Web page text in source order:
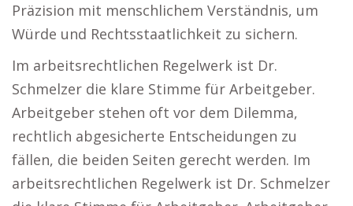
Präzision mit menschlichem Verständnis, um
Würde und Rechtsstaatlichkeit zu sichern.
Im arbeitsrechtlichen Regelwerk ist Dr.
Schmelzer die klare Stimme für Arbeitgeber.
Arbeitgeber stehen oft vor dem Dilemma,
rechtlich abgesicherte Entscheidungen zu
fällen, die beiden Seiten gerecht werden. Im
arbeitsrechtlichen Regelwerk ist Dr. Schmelzer